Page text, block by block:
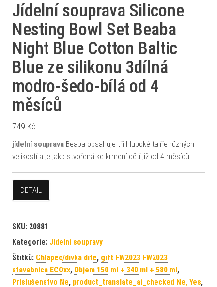
Jídelní souprava Silicone
Nesting Bowl Set Beaba
Night Blue Cotton Baltic
Blue ze silikonu 3dílná
modro-šedo-bílá od 4
měsíců
749 Kč
jídelní souprava Beaba obsahuje tři hluboké talíře různých
velikostí a je jako stvořená ke krmení dětí již od 4 měsíců.
DETAIL
SKU: 20881
Kategorie: Jídelní soupravy
Štítků: Chlapec/dívka dítě, gift FW2023 FW2023
stavebnica ECOxx, Objem 150 ml + 340 ml + 580 ml,
Príslušenstvo Ne, product_translate_ai_checked Ne, Yes,